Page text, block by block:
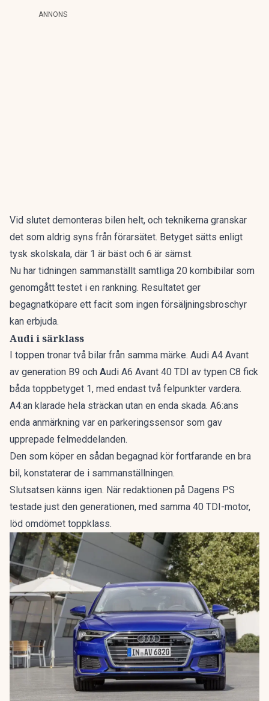
ANNONS
Vid slutet demonteras bilen helt, och teknikerna granskar
det som aldrig syns från förarsätet. Betyget sätts enligt
tysk skolskala, där 1 är bäst och 6 är sämst.
Nu har tidningen sammanställt samtliga 20 kombibilar som
genomgått testet i en rankning. Resultatet ger
begagnatköpare ett facit som ingen försäljningsbroschyr
kan erbjuda.
Audi i särklass
I toppen tronar två bilar från samma märke. Audi A4 Avant
av generation B9 och Audi A6 Avant 40 TDI av typen C8 fick
båda toppbetyget 1, med endast två felpunkter vardera.
A4:an klarade hela sträckan utan en enda skada. A6:ans
enda anmärkning var en parkeringssensor som gav
upprepade felmeddelanden.
Den som köper en sådan begagnad kör fortfarande en bra
bil, konstaterar de i sammanställningen.
Slutsatsen känns igen. När redaktionen på Dagens PS
testade just den generationen, med samma 40 TDI-motor,
löd omdömet toppklass.